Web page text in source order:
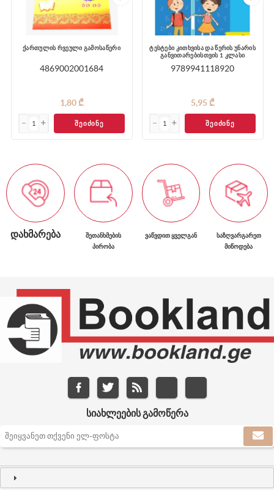
ქართულის რვეული გამოსაწერი
4869002001684
1,80 ₾
ᲨᲔᲘᲫᲘᲜᲔ
ტესტები კითხვისა და წერის უნარის
განვითარებისთვის 1 კლასი
9789941118920
5,95 ₾
ᲨᲔᲘᲫᲘᲜᲔ
ᲓᲐᲮᲛᲐᲠᲔᲑᲐ
ᲨᲔᲗᲐᲜᲮᲛᲔᲑᲘᲡ
ᲞᲘᲠᲝᲑᲐ
ᲕᲐᲬᲕᲓᲘᲗ ᲧᲕᲔᲚᲒᲐᲜ
ᲡᲐᲖᲦᲕᲐᲠᲒᲐᲠᲔᲗ
ᲛᲘᲬᲝᲓᲔᲑᲐ
ᲡᲘᲐᲮᲚᲔᲔᲑᲘᲡ ᲒᲐᲛᲝᲬᲔᲠᲐ